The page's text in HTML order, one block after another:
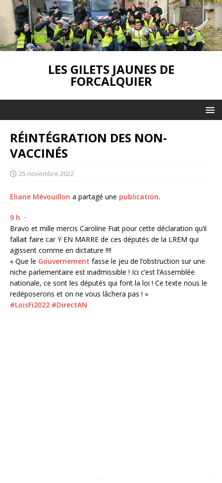
LES GILETS JAUNES DE
FORCALQUIER
RÉINTÉGRATION DES NON-
VACCINÉS
25 novembre 2022
Eliane Mévouillon a partagé une publication.
9 h ·
Bravo et mille mercis Caroline Fiat pour cette déclaration qu’il
fallait faire car Y EN MARRE de ces députés de la LREM qui
agissent comme en dictature !!!!
« Que le Gouvernement fasse le jeu de l’obstruction sur une
niche parlementaire est inadmissible ! Ici c’est l’Assemblée
nationale, ce sont les députés qui font la loi ! Ce texte nous le
redéposerons et on ne vous lâchera pas ! »
#LoisFi2022 #DirectAN